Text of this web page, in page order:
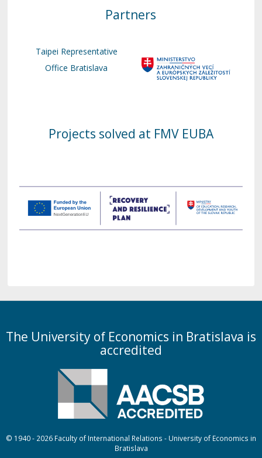
Partners
Taipei Representative
Office Bratislava
Projects solved at FMV EUBA
The University of Economics in Bratislava is
accredited
© 1940 - 2026 Faculty of International Relations - University of Economics in
Bratislava